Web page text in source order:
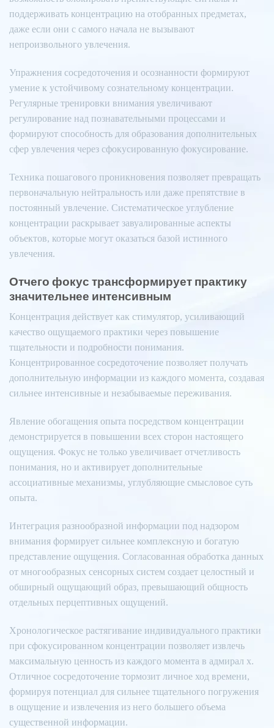
поддерживать концентрацию на отобранных предметах,
даже если они с самого начала не вызывают
непроизвольного увлечения.
Упражнения сосредоточения и осознанности формируют
умение к устойчивому сознательному концентрации.
Регулярные тренировки внимания увеличивают
регулирование над познавательными процессами и
формируют способность для образования дополнительных
сфер увлечения через сфокусированную фокусирование.
Техника пошагового проникновения позволяет превращать
первоначальную нейтральность или даже препятствие в
постоянный увлечение. Систематическое углубление
концентрации раскрывает завуалированные аспекты
объектов, которые могут оказаться базой истинного
увлечения.
Отчего фокус трансформирует практику
значительнее интенсивным
Концентрация действует как стимулятор, усиливающий
качество ощущаемого практики через повышение
тщательности и подробности понимания.
Концентрированное сосредоточение позволяет получать
дополнительную информации из каждого момента, создавая
сильнее интенсивные и незабываемые переживания.
Явление обогащения опыта посредством концентрации
демонстрируется в повышении всех сторон настоящего
ощущения. Фокус не только увеличивает отчетливость
понимания, но и активирует дополнительные
ассоциативные механизмы, углубляющие смысловое суть
опыта.
Интеграция разнообразной информации под надзором
внимания формирует сильнее комплексную и богатую
представление ощущения. Согласованная обработка данных
от многообразных сенсорных систем создает целостный и
обширный ощущающий образ, превышающий общность
отдельных перцептивных ощущений.
Хронологическое растягивание индивидуального практики
при сфокусированном концентрации позволяет извлечь
максимальную ценность из каждого момента в адмирал х.
Отличное сосредоточение тормозит личное ход времени,
формируя потенциал для сильнее тщательного погружения
в ощущение и извлечения из него большего объема
существенной информации.